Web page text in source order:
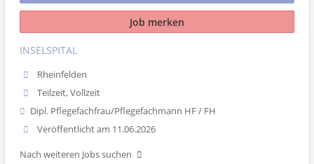
Job merken
INSELSPITAL
Rheinfelden
Teilzeit, Vollzeit
Dipl. Pflegefachfrau/Pflegefachmann HF / FH
Veröffentlicht am 11.06.2026
Nach weiteren Jobs suchen